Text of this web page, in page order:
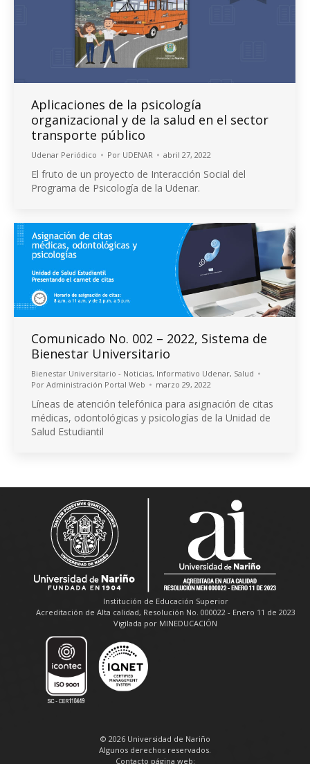
Aplicaciones de la psicología
organizacional y de la salud en el sector
transporte público
Udenar Periódico Por UDENAR abril 27, 2022
El fruto de un proyecto de Interacción Social del
Programa de Psicología de la Udenar.
Comunicado No. 002 – 2022, Sistema de
Bienestar Universitario
Bienestar Universitario - Noticias, Informativo Udenar, Salud
Por Administración Portal Web marzo 29, 2022
Líneas de atención telefónica para asignación de citas
médicas, odontológicas y psicologías de la Unidad de
Salud Estudiantil
Institución de Educación Superior
Acreditación de Alta calidad, Resolución No. 000022 - Enero 11 de 2023
Vigilada por MINEDUCACIÓN
© 2026 Universidad de Nariño
Algunos derechos reservados.
Contacto página web: